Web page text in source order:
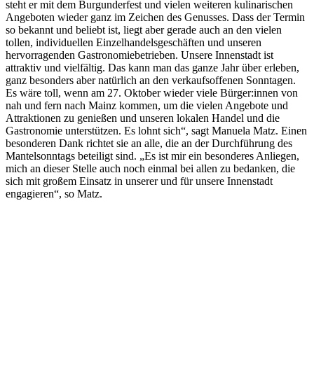
steht er mit dem Burgunderfest und vielen weiteren kulinarischen
Angeboten wieder ganz im Zeichen des Genusses. Dass der Termin
so bekannt und beliebt ist, liegt aber gerade auch an den vielen
tollen, individuellen Einzelhandelsgeschäften und unseren
hervorragenden Gastronomiebetrieben. Unsere Innenstadt ist
attraktiv und vielfältig. Das kann man das ganze Jahr über erleben,
ganz besonders aber natürlich an den verkaufsoffenen Sonntagen.
Es wäre toll, wenn am 27. Oktober wieder viele Bürger:innen von
nah und fern nach Mainz kommen, um die vielen Angebote und
Attraktionen zu genießen und unseren lokalen Handel und die
Gastronomie unterstützen. Es lohnt sich“, sagt Manuela Matz. Einen
besonderen Dank richtet sie an alle, die an der Durchführung des
Mantelsonntags beteiligt sind. „Es ist mir ein besonderes Anliegen,
mich an dieser Stelle auch noch einmal bei allen zu bedanken, die
sich mit großem Einsatz in unserer und für unsere Innenstadt
engagieren“, so Matz.